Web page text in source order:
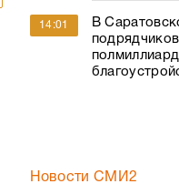
14:01
В
Новости СМИ2